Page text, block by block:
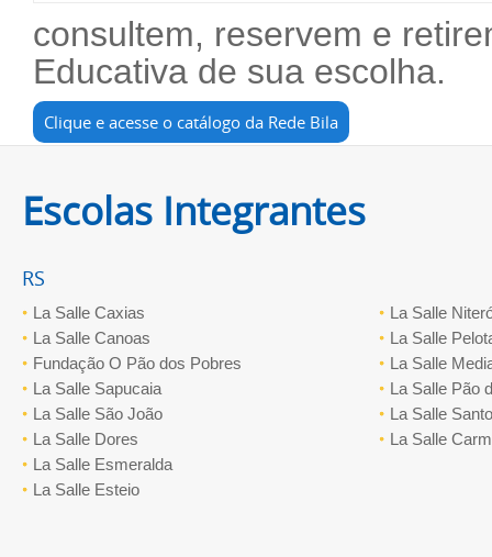
consultem, reservem e
Educativa de sua escolha.
Clique e acesse o catálogo da Rede Bila
Escolas Integrantes
RS
La Salle Caxias
La Salle Canoas
Fundação O Pão dos Pobres
La Salle Sapucaia
La Salle São João
La Salle Dores
La Salle Esmeralda
La Salle Esteio
La Salle
La Salle
La Salle
La Salle Pão
La Salle
La Salle